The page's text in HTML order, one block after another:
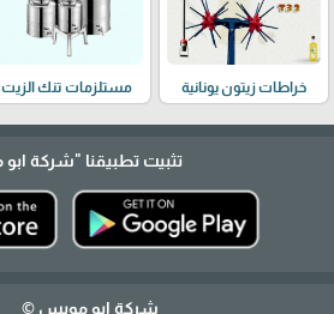
خراطات زيتون يونانية مستلزمات تنك الزيت
تثبيت تطبيقنا "شركة
شركة ابو مويس ©